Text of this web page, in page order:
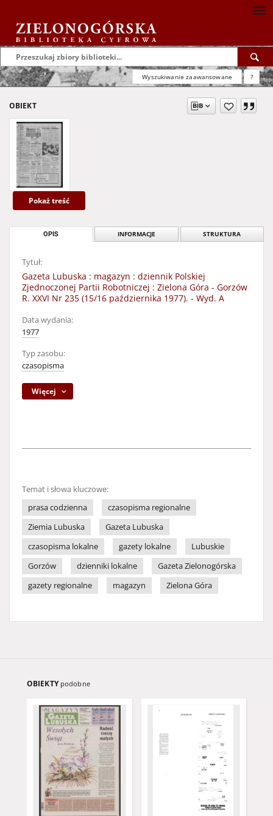
Wyszukiwanie zaawansowane ?
OBIEKT
Pokaż treść
OPIS INFORMACJE STRUKTURA
Tytuł:
Gazeta Lubuska : magazyn : dziennik Polskiej
Zjednoczonej Partii Robotniczej : Zielona Góra - Gorzów
R. XXVI Nr 235 (15/16 października 1977). - Wyd. A
Data wydania:
1977
Typ zasobu:
czasopisma
Więcej
Temat i słowa kluczowe:
prasa codzienna
czasopisma regionalne
Ziemia Lubuska
Gazeta Lubuska
czasopisma lokalne
gazety lokalne
Lubuskie
Gorzów
dzienniki lokalne
Gazeta Zielonogórska
gazety regionalne
magazyn Zielona Góra
OBIEKTY podobne